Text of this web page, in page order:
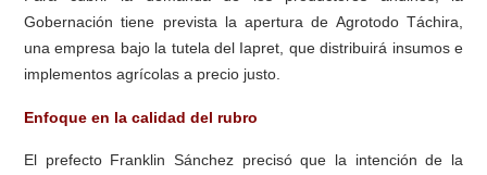
Gobernación tiene prevista la apertura de Agrotodo Táchira,
una empresa bajo la tutela del Iapret, que distribuirá insumos e
implementos agrícolas a precio justo.
Enfoque en la calidad del rubro
El prefecto Franklin Sánchez precisó que la intención de la